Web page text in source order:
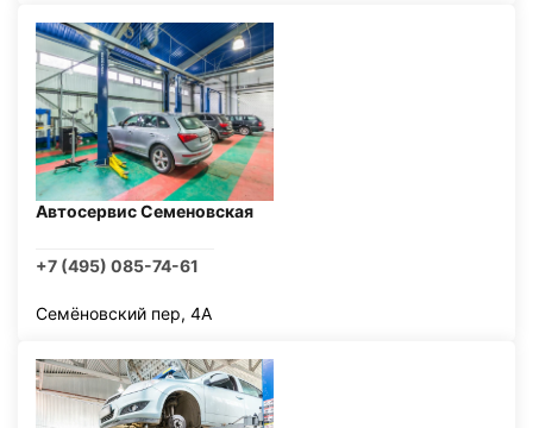
Автосервис Семеновская
+7 (495) 085-74-61
Семёновский пер, 4А